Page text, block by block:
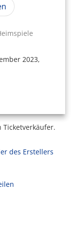
2023,
des Erstellers